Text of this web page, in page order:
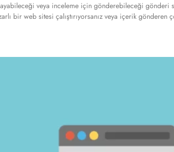
veya inceleme için gönderebileceği gönderi
bir web sitesi çalıştırıyorsanız veya içerik gönderen